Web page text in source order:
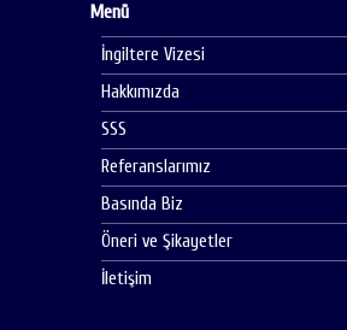
Menü
İngiltere Vizesi
Hakkımızda
SSS
Referanslarımız
Basında Biz
Öneri ve Şikayetler
İletişim